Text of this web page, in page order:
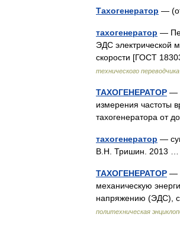
Тахогенератор —
тахогенератор —
ЭДС электрической
скорости [ГОСТ
технического переводчика
ТАХОГЕНЕРАТОР —
измерения частоты
тахогенератора от
тахогенератор —
В.Н. Тришин. 2013
ТАХОГЕНЕРАТОР —
механическую
напряжению (ЭДС),
политехническая